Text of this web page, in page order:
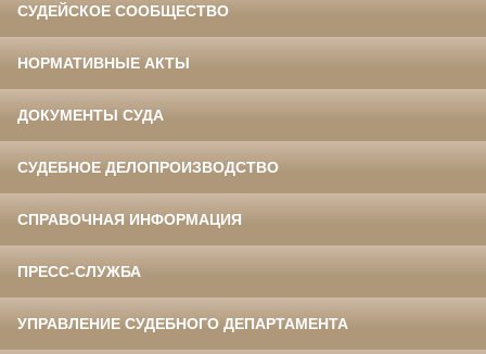
СУДЕЙСКОЕ СООБЩЕСТВО
НОРМАТИВНЫЕ АКТЫ
ДОКУМЕНТЫ СУДА
СУДЕБНОЕ ДЕЛОПРОИЗВОДСТВО
СПРАВОЧНАЯ ИНФОРМАЦИЯ
ПРЕСС-СЛУЖБА
УПРАВЛЕНИЕ СУДЕБНОГО ДЕПАРТАМЕНТА